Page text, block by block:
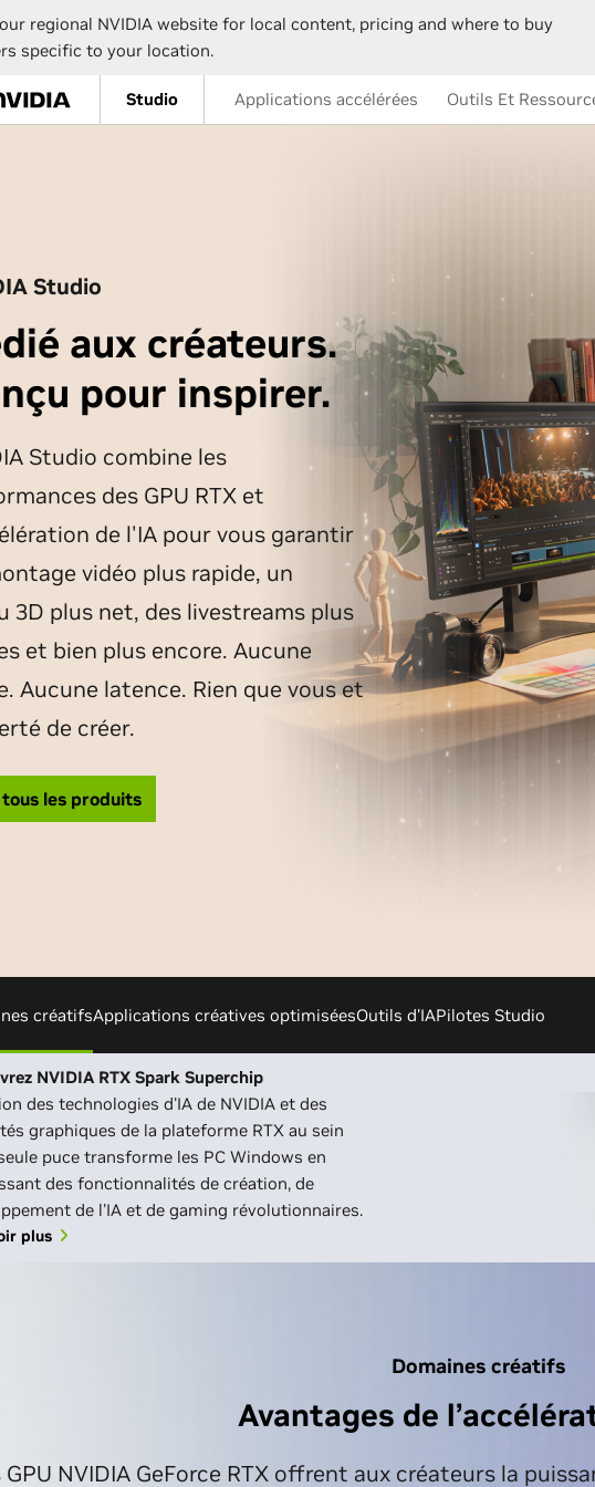
regional NVIDIA website for local content, pricing and where to buy
specific to your location.
Studio Applications accélérées Outils Et
Studio
aux créateurs.
pour inspirer.
Studio combine les
des GPU RTX et
de l'IA pour vous garantir
vidéo plus rapide, un
3D plus net, des livestreams plus
et bien plus encore. Aucune
Aucune latence. Rien que vous et
de créer.
les produits
créatifsApplications créatives optimiséesOutils d'IAPilotes Studio
NVIDIA RTX Spark Superchip
des technologies d'IA de NVIDIA et des
graphiques de la plateforme RTX au sein
puce transforme les PC Windows en
des fonctionnalités de création, de
de l'IA et de gaming révolutionnaires.
plus
Domaines créatifs
Avantages de
GPU NVIDIA GeForce RTX offrent aux créateurs la